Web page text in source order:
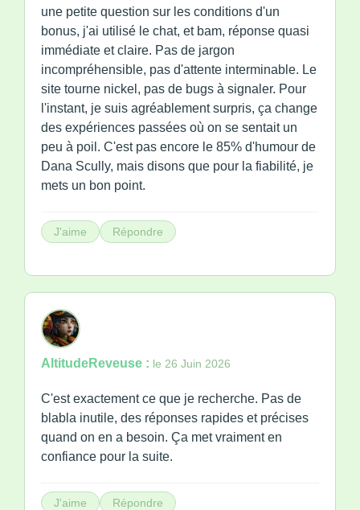
une petite question sur les conditions d'un
bonus, j'ai utilisé le chat, et bam, réponse quasi
immédiate et claire. Pas de jargon
incompréhensible, pas d'attente interminable. Le
site tourne nickel, pas de bugs à signaler. Pour
l'instant, je suis agréablement surpris, ça change
des expériences passées où on se sentait un
peu à poil. C'est pas encore le 85% d'humour de
Dana Scully, mais disons que pour la fiabilité, je
mets un bon point.
J'aime Répondre
AltitudeReveuse : le 26 Juin 2026
C'est exactement ce que je recherche. Pas de
blabla inutile, des réponses rapides et précises
quand on en a besoin. Ça met vraiment en
confiance pour la suite.
J'aime Répondre